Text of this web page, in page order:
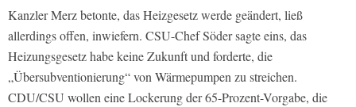
Kanzler Merz betonte, das Heizgesetz werde geändert, ließ
allerdings offen, inwiefern. CSU-Chef Söder sagte eins, das
Heizungsgesetz habe keine Zukunft und forderte, die
„Übersubventionierung“ von Wärmepumpen zu streichen.
CDU/CSU wollen eine Lockerung der 65-Prozent-Vorgabe, die